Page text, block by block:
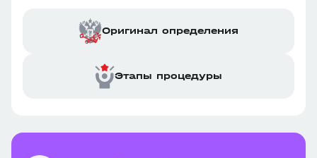
Оригинал определения
Этапы процедуры